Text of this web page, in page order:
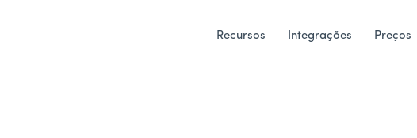
Recursos Integrações Preços